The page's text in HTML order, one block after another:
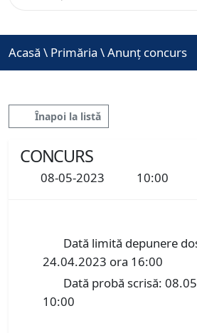
Acasă \ Primăria \Anunț concurs
Înapoi la listă
CONCURS
08-05-2023 10:00
Dată limită depunere
24.04.2023 ora 16:00
Dată probă scrisă:
10:00